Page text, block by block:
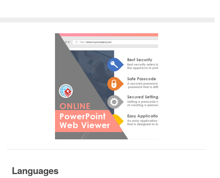
Languages